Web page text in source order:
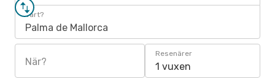
Vart?
Palma de Mallorca
När?
Resenärer
1 vuxen